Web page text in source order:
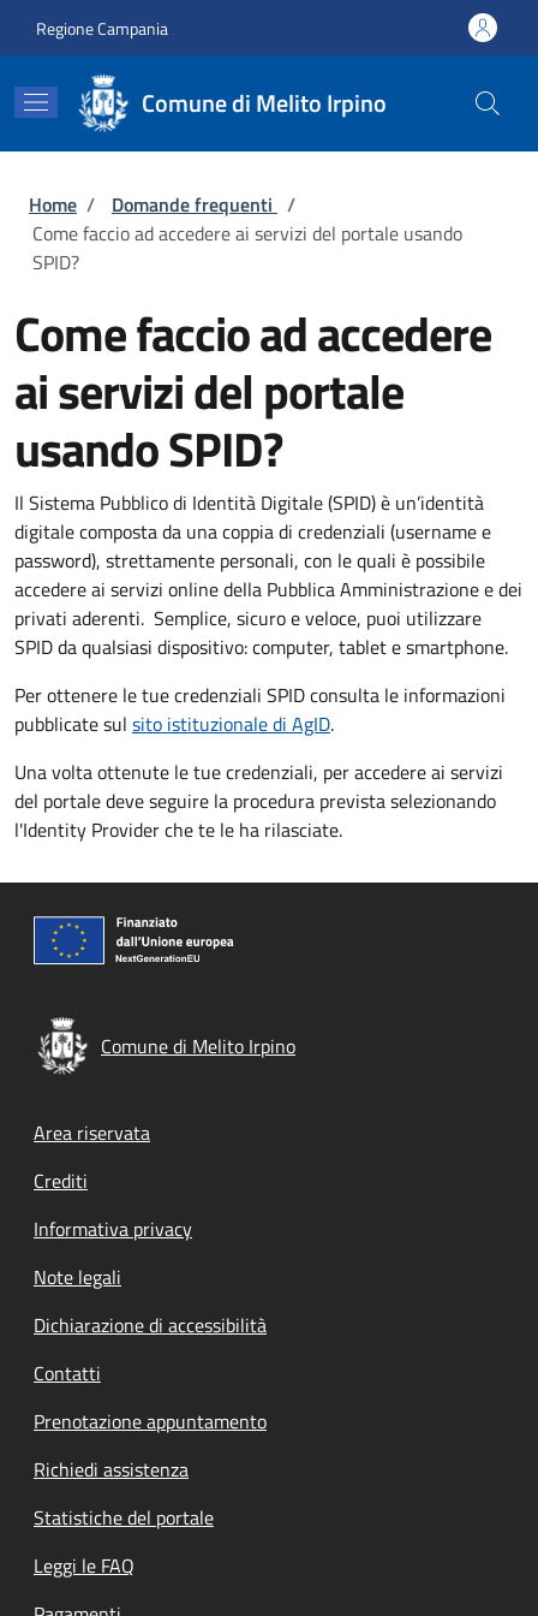
Regione Campania
Comune di Melito Irpino
Briciole di pane
Home / Domande frequenti /
Come faccio ad accedere ai servizi del portale usando
SPID?
Come faccio ad accedere
ai servizi del portale
usando SPID?
Il Sistema Pubblico di Identità Digitale (SPID) è un’identità
digitale composta da una coppia di credenziali (username e
password), strettamente personali, con le quali è possibile
accedere ai servizi online della Pubblica Amministrazione e dei
privati aderenti. Semplice, sicuro e veloce, puoi utilizzare
SPID da qualsiasi dispositivo: computer, tablet e smartphone.
Per ottenere le tue credenziali SPID consulta le informazioni
pubblicate sul sito istituzionale di AgID.
Una volta ottenute le tue credenziali, per accedere ai servizi
del portale deve seguire la procedura prevista selezionando
l'Identity Provider che te le ha rilasciate.
Comune di Melito Irpino
Footer menu
Area riservata
Crediti
Informativa privacy
Note legali
Dichiarazione di accessibilità
Contatti
Prenotazione appuntamento
Richiedi assistenza
Statistiche del portale
Leggi le FAQ